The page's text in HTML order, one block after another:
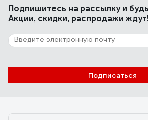
Подпишитесь на рассылкуи
Акции, скидки, распродажи
Подписаться